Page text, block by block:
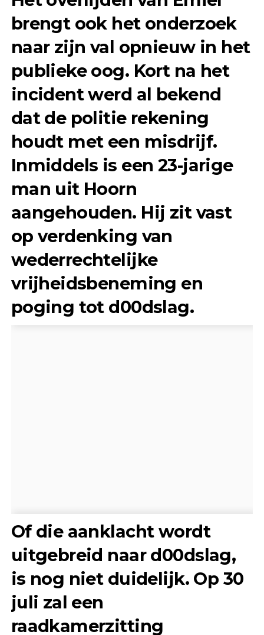
brengt ook het onderzoek
naar zijn val opnieuw in het
publieke oog. Kort na het
incident werd al bekend
dat de politie rekening
houdt met een misdrijf.
Inmiddels is een 23-jarige
man uit Hoorn
aangehouden. Hij zit vast
op verdenking van
wederrechtelijke
vrijheidsbeneming en
poging tot d00dslag.
Of die aanklacht wordt
uitgebreid naar d00dslag,
is nog niet duidelijk. Op 30
juli zal een
raadkamerzitting